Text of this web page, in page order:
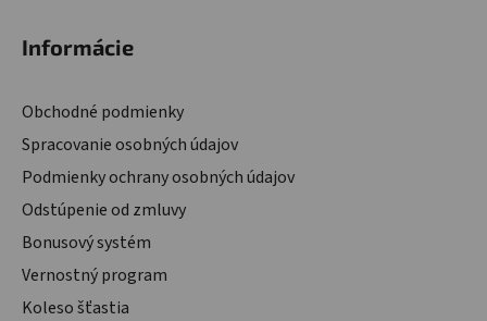
Informácie
Obchodné podmienky
Spracovanie osobných údajov
Podmienky ochrany osobných údajov
Odstúpenie od zmluvy
Bonusový systém
Vernostný program
Koleso šťastia